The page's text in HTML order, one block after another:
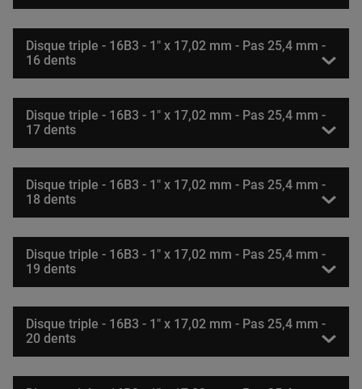
Disque triple - 16B3 - 1" x 17,02 mm - Pas 25,4 mm -
16 dents
Disque triple - 16B3 - 1" x 17,02 mm - Pas 25,4 mm -
17 dents
Disque triple - 16B3 - 1" x 17,02 mm - Pas 25,4 mm -
18 dents
Disque triple - 16B3 - 1" x 17,02 mm - Pas 25,4 mm -
19 dents
Disque triple - 16B3 - 1" x 17,02 mm - Pas 25,4 mm -
20 dents